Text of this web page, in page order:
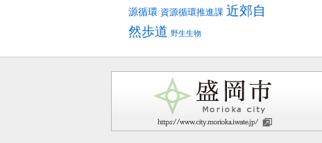
源循環 資源循環推進課 近郊自
然歩道 野生生物